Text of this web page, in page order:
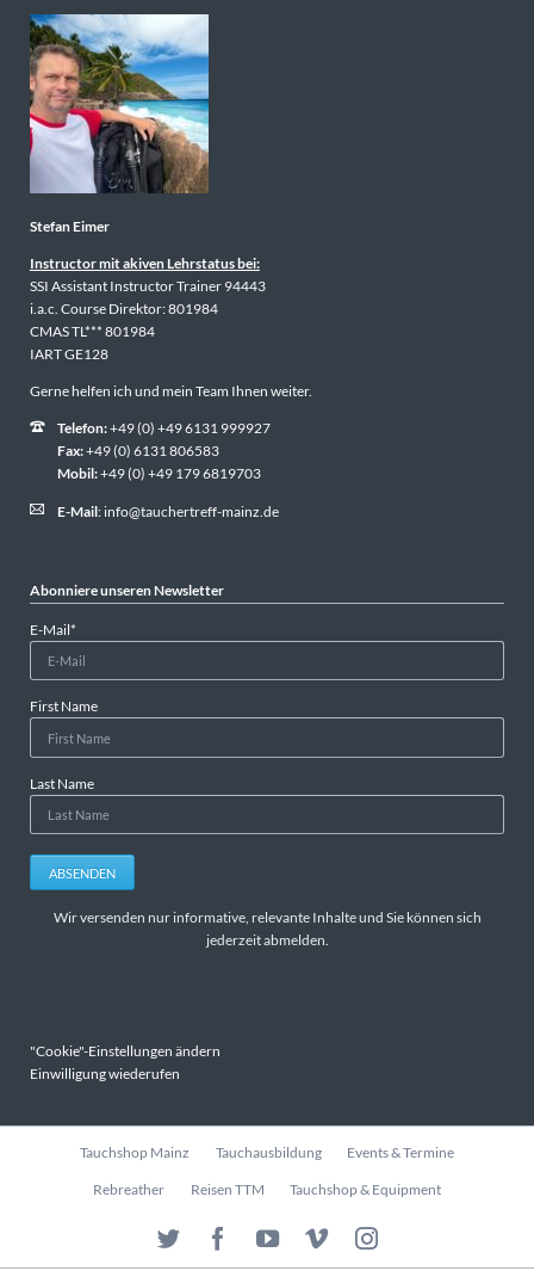
Stefan Eimer
Instructor mit akiven Lehrstatus bei:
SSI Assistant Instructor Trainer 94443
i.a.c. Course Direktor: 801984
CMAS TL*** 801984
IART GE128
Gerne helfen ich und mein Team Ihnen weiter.
Telefon:+49 (0) +49 6131 999927
Fax:+49 (0) 6131 806583
Mobil:+49 (0) +49 179 6819703
E-Mail: info@tauchertreff-mainz.de
Abonniere unseren Newsletter
Pflichtfeld
E-Mail*
First Name
Last Name
ABSENDEN
Wir versenden nur informative, relevante Inhalte und Sie können sich
jederzeit abmelden.
"Cookie"-Einstellungen ändern
Einwilligung wiederufen
Navigation
Tauchshop Mainz Tauchausbildung Events & Termine
Rebreather Reisen TTM Tauchshop & Equipment